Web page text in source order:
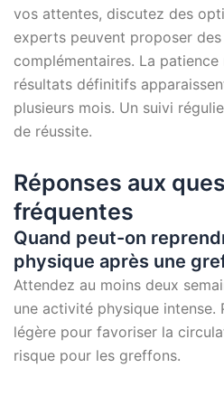
vos attentes, discutez des
experts peuvent proposer
complémentaires. La
résultats définitifs
plusieurs mois. Un suivi
de réussite.
Réponses aux
fréquentes
Quand peut-on
physique après une
Attendez au moins deux
une activité physique intense.
légère pour favoriser la
risque pour les greffons.